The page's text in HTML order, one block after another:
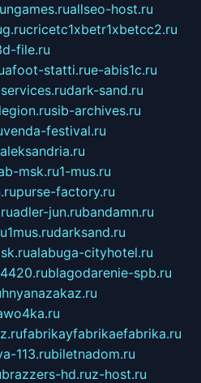
allseo-host.ru
cricetc1xbetr1xbetcc2.ru
file.ru
statti.rue-abis1c.ru
dark-sand.ru
sib-archives.ru
venda-festival.ru
msk.ru1-mus.ru
purse-factory.ru
adler-jun.rubandamn.ru
1mus.rudarksand.ru
alabuga-cityhotel.ru
blagodarenie-spb.ru
fabrikayfabrikaefabrika.ru
113.rubiletnadom.ru
brazzers-hd.ruz-host.ru